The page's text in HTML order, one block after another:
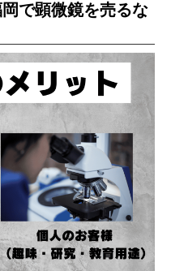
で顕微鏡を売るな